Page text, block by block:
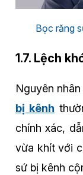
Bọc răng
1.7. Lệch
Nguyên
bị kênh
chính xác,
vừa khít với
sứ bị kênh